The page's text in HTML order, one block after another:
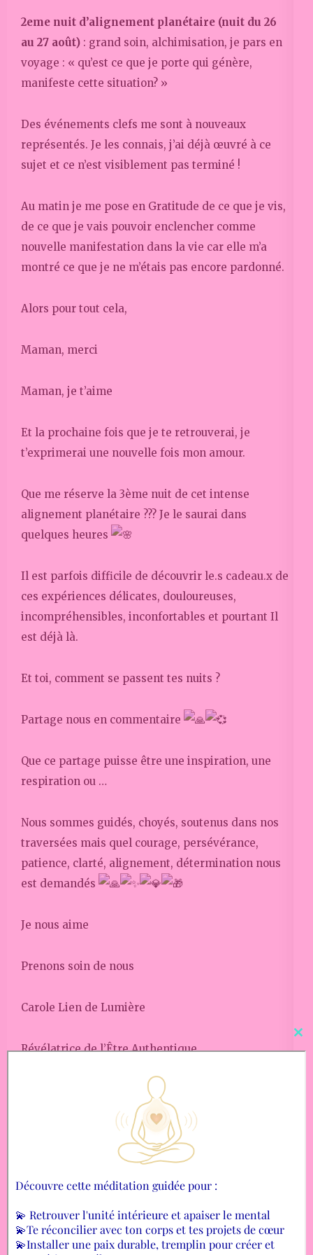
2eme nuit d’alignement planétaire (nuit du 26
au 27 août) : grand soin, alchimisation, je pars en
voyage : « qu’est ce que je porte qui génère,
manifeste cette situation? »
Des événements clefs me sont à nouveaux
représentés. Je les connais, j’ai déjà œuvré à ce
sujet et ce n’est visiblement pas terminé !
Au matin je me pose en Gratitude de ce que je vis,
de ce que je vais pouvoir enclencher comme
nouvelle manifestation dans la vie car elle m’a
montré ce que je ne m’étais pas encore pardonné.
Alors pour tout cela,
Maman, merci
Maman, je t’aime
Et la prochaine fois que je te retrouverai, je
t’exprimerai une nouvelle fois mon amour.
Que me réserve la 3ème nuit de cet intense
alignement planétaire ??? Je le saurai dans
quelques heures
Il est parfois difficile de découvrir le.s cadeau.x de
ces expériences délicates, douloureuses,
incompréhensibles, inconfortables et pourtant Il
est déjà là.
Et toi, comment se passent tes nuits ?
Partage nous en commentaire
Que ce partage puisse être une inspiration, une
respiration ou …
Nous sommes guidés, choyés, soutenus dans nos
traversées mais quel courage, persévérance,
patience, clarté, alignement, détermination nous
est demandés
Je nous aime
Prenons soin de nous
Carole Lien de Lumière
Révélatrice de l’Être Authentique
L’Amour #2,
L’Amour #3 dernier